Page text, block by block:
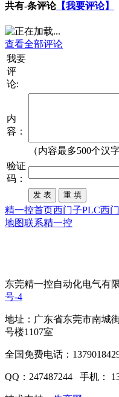
共有-条评论【我要评论】
查看全部评论
我要
评
论:
内
容：
（内容最多500个汉
验证
码：
精一控首页西门子PLC西
地图联系精一控
东莞精一控自动化电气有
号-4
地址：广东省东莞市南城
号楼1107室
全国免费电话：
QQ：247487244 手机：